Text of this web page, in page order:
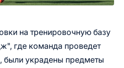
на тренировочную базу
где команда проведет
были украдены предметы